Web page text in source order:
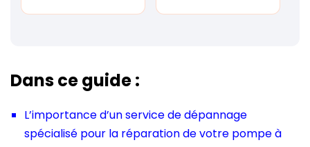
Dans ce guide :
L’importance d’un service de dépannage
spécialisé pour la réparation de votre pompe à